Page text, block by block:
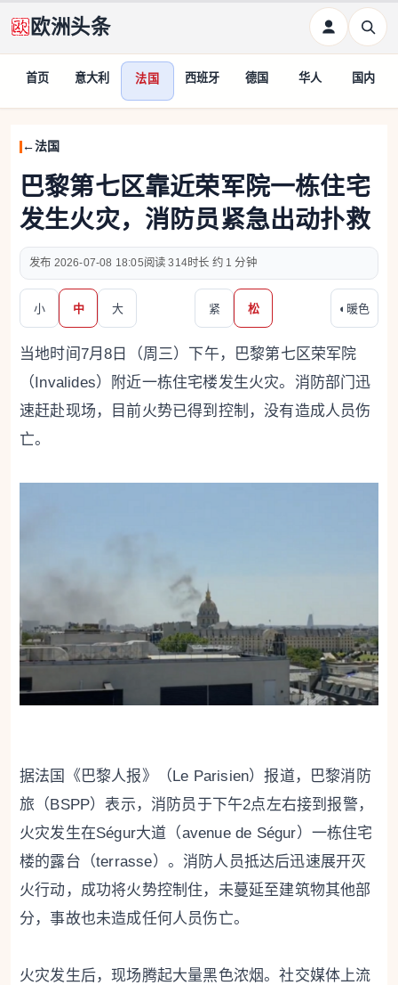
欧洲头条
首页 意大利 法国 西班牙 德国 华人 国内
法国
巴黎第七区靠近荣军院一栋住宅
发生火灾，消防员紧急出动扑救
2026-07-08 18:05 314 约 1 分钟
小 中 大 紧 松 ◐ 暖色
当地时间7月8日（周三）下午，巴黎第七区荣军院
（Invalides）附近一栋住宅楼发生火灾。消防部门迅
速赶赴现场，目前火势已得到控制，没有造成人员伤
亡。
据法国《巴黎人报》（Le Parisien）报道，巴黎消防
旅（BSPP）表示，消防员于下午2点左右接到报警，
火灾发生在Ségur大道（avenue de Ségur）一栋住宅
楼的露台（terrasse）。消防人员抵达后迅速展开灭
火行动，成功将火势控制住，未蔓延至建筑物其他部
分，事故也未造成任何人员伤亡。
火灾发生后，现场腾起大量黑色浓烟。社交媒体上流